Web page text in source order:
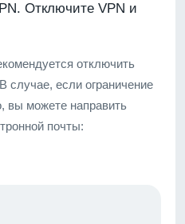
Отключите VPN и
отключить
случае, если ограничение
вы можете направить
почты: